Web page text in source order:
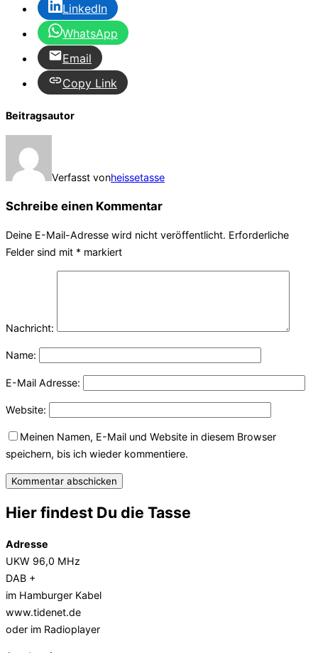
LinkedIn
WhatsApp
Email
Copy Link
Beitragsautor
Verfasst vonheissetasse
Schreibe einen Kommentar
Deine E-Mail-Adresse wird nicht veröffentlicht. Erforderliche
Felder sind mit * markiert
Nachricht:
Name:
E-Mail Adresse:
Website:
Meinen Namen, E-Mail und Website in diesem Browser
speichern, bis ich wieder kommentiere.
Hier findest Du die Tasse
Adresse
UKW 96,0 MHz
DAB +
im Hamburger Kabel
www.tidenet.de
oder im Radioplayer